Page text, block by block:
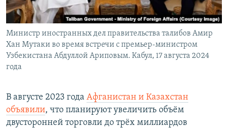
Министр иностранных дел правительства талибов Амир
Хан Мутаки во время встречи с премьер-министром
Узбекистана Абдуллой Ариповым. Кабул, 17 августа 2024
года
В августе 2023 года Афганистан и Казахстан
объявили, что планируют увеличить объём
двусторонней торговли до трёх миллиардов